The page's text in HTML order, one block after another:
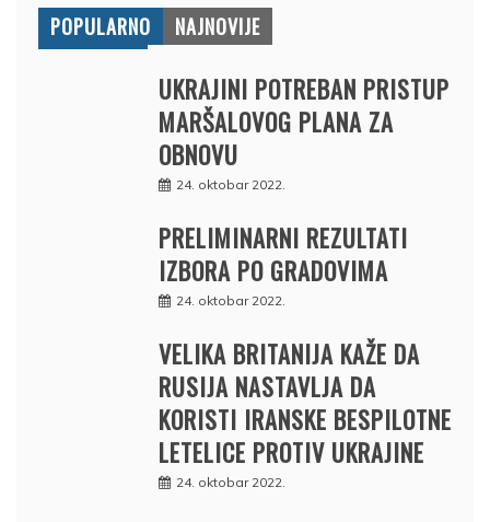
POPULARNO NAJNOVIJE
UKRAJINI POTREBAN PRISTUP
MARŠALOVOG PLANA ZA
OBNOVU
24. oktobar 2022.
PRELIMINARNI REZULTATI
IZBORA PO GRADOVIMA
24. oktobar 2022.
VELIKA BRITANIJA KAŽE DA
RUSIJA NASTAVLJA DA
KORISTI IRANSKE BESPILOTNE
LETELICE PROTIV UKRAJINE
24. oktobar 2022.